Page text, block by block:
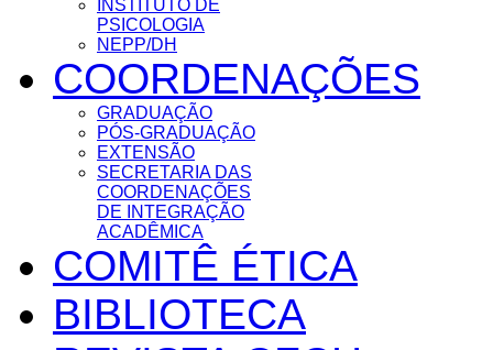
INSTITUTO DE
PSICOLOGIA
NEPP/DH
COORDENAÇÕES
GRADUAÇÃO
PÓS-GRADUAÇÃO
EXTENSÃO
SECRETARIA DAS
COORDENAÇÕES
DE INTEGRAÇÃO
ACADÊMICA
COMITÊ ÉTICA
BIBLIOTECA